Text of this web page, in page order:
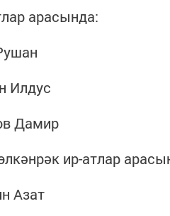
арасында:
Илдус
Дамир
ир-атлар
Азат